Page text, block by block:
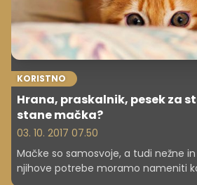
KORISTNO
Hrana, praskalnik, pesek za
stane mačka?
03. 10. 2017 07.50
Mačke so samosvoje, a tudi nežne
njihove potrebe moramo nameniti